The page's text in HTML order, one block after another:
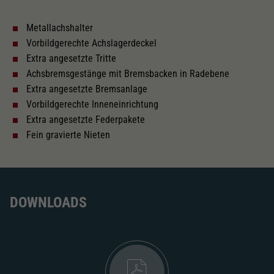
Innenbeleuchtung
Lötpunkte
Wechselstrom
Metallachshalter
Vorbildgerechte Achslagerdeckel
Extra angesetzte Tritte
Achsbremsgestänge mit Bremsbacken in Radebene
Extra angesetzte Bremsanlage
Vorbildgerechte Inneneinrichtung
Extra angesetzte Federpakete
Fein gravierte Nieten
DOWNLOADS